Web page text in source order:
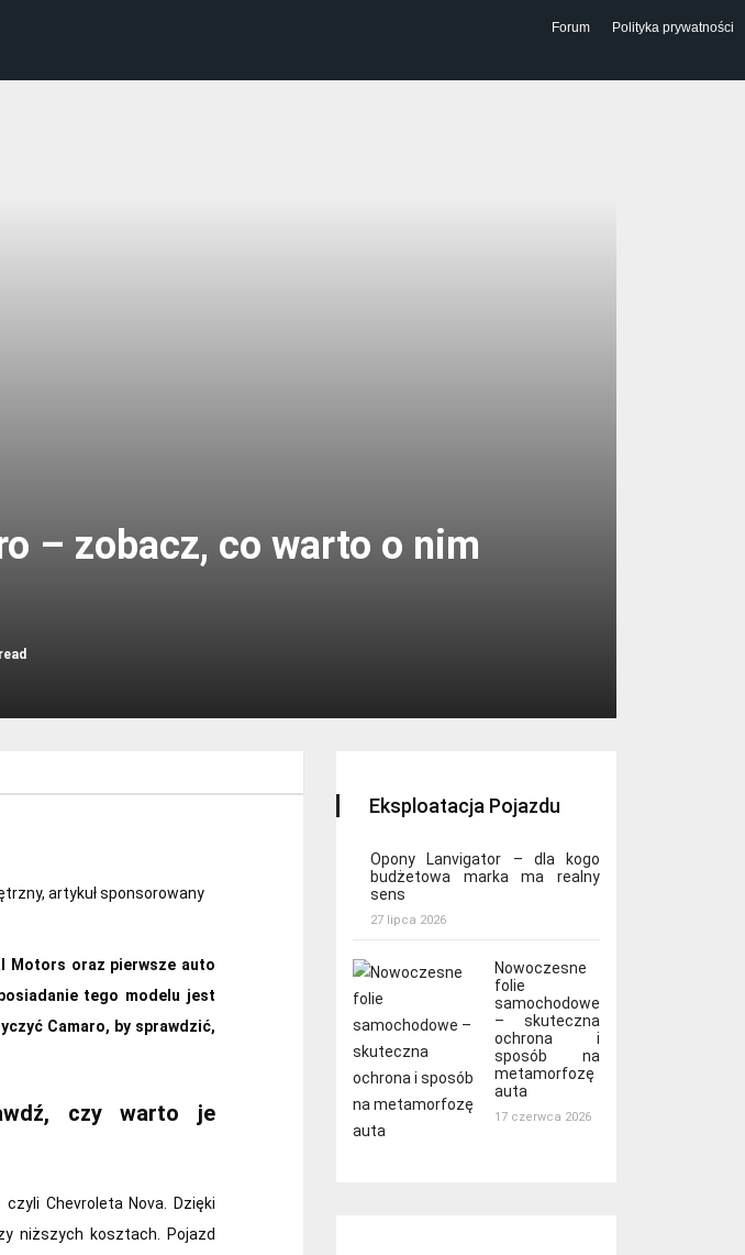
Forum Polityka prywatności
– zobacz, co warto o nim
artykuł sponsorowany
Motors oraz pierwsze auto
tego modelu jest
Camaro, by sprawdzić,
czy warto je
Chevroleta Nova. Dzięki
niższych kosztach. Pojazd
Eksploatacja Pojazdu
Opony Lanvigator – dla kogo
budżetowa marka ma realny
sens
27 lipca 2026
Nowoczesne
folie
samochodowe
– skuteczna
ochrona i
sposób na
metamorfozę
auta
17 czerwca 2026